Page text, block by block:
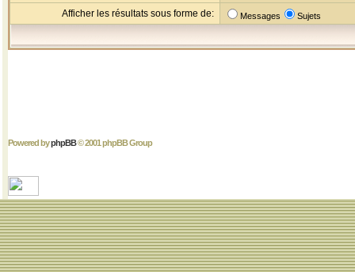
Afficher les résultats sous forme de: Messages Sujets
Powered byphpBB© 2001 phpBB Group